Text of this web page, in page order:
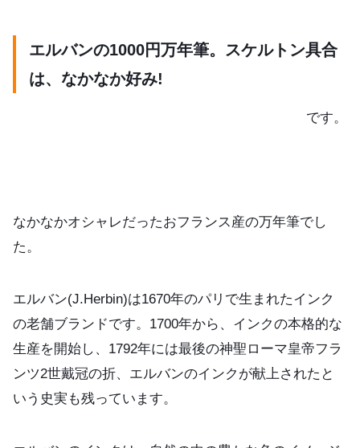
エルバンの1000円万年筆。スケルトン具合
は、なかなか好み!
です。
なかなかオシャレだったおフランス産の万年筆でし
た。
エルバン(J.Herbin)は1670年のパリで生まれたインク
の老舗ブランドです。1700年から、インクの本格的な
生産を開始し、1792年には最後の神聖ローマ皇帝フラ
ンツ2世戴冠の折、エルバンのインクが献上されたと
いう史実も残っています。